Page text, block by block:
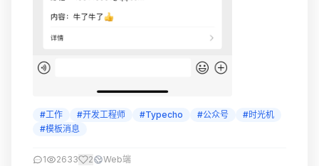
#工作 #开发工程师 #Typecho #公众号
#时光机
#模板消息
1 2633 2 Web端